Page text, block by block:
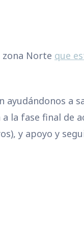
zona Norte que
a
la fase final de
y apoyo y